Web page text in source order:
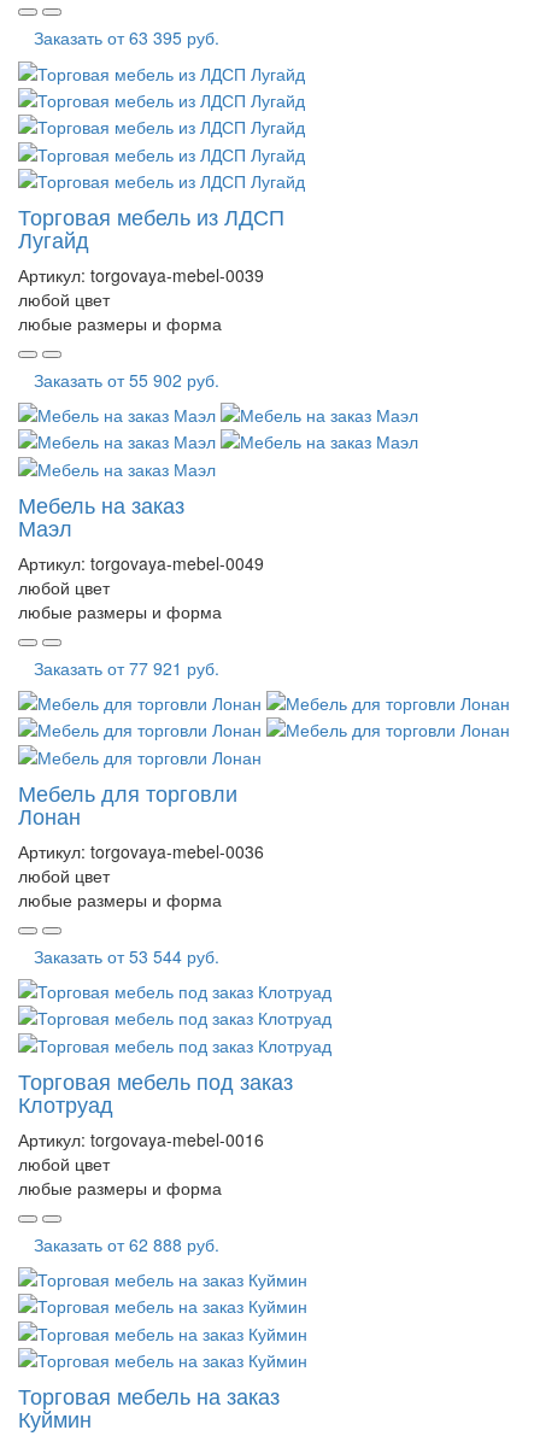
Заказать от63 395 руб.
Торговая мебель из ЛДСП
Лугайд
Артикул: torgovaya-mebel-0039
любой цвет
любые размеры и форма
Заказать от55 902 руб.
Мебель на заказ
Маэл
Артикул: torgovaya-mebel-0049
любой цвет
любые размеры и форма
Заказать от77 921 руб.
Мебель для торговли
Лонан
Артикул: torgovaya-mebel-0036
любой цвет
любые размеры и форма
Заказать от53 544 руб.
Торговая мебель под заказ
Клотруад
Артикул: torgovaya-mebel-0016
любой цвет
любые размеры и форма
Заказать от62 888 руб.
Торговая мебель на заказ
Куймин